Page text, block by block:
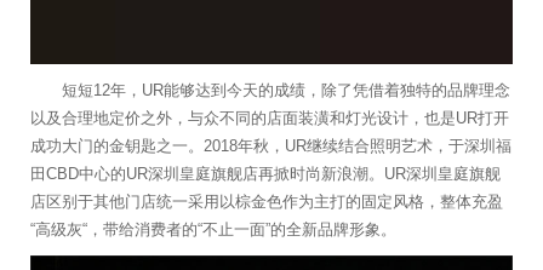
短短12年，UR能够达到今天的成绩，除了凭借着独特的品牌理念
以及合理地定价之外，与众不同的店面装潢和灯光设计，也是UR打开
成功大门的金钥匙之一。2018年秋，UR继续结合照明艺术，于深圳福
田CBD中心的UR深圳皇庭旗舰店再掀时尚新浪潮。UR深圳皇庭旗舰
店区别于其他门店统一采用以棕金色作为主打的固定风格，整体充盈
“高级灰“，带给消费者的“不止一面”的全新品牌形象。